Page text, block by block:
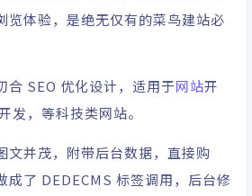
览体验，是绝无仅有的菜鸟建站必
合 SEO 优化设计，适用于网站开
发，等科技类网站。
文并茂，附带后台数据，直接购
成了 DEDECMS 标签调用，后台修